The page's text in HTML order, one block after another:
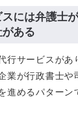
には弁護士
ある
行サービスがあ
業が行政書士や
進めるパターン